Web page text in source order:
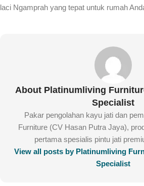
laci Ngamprah yang tepat untuk rumah
About Platinumliving
Specialist
Pakar pengolahan kayu jati dan
Furniture (CV Hasan Putra Jaya),
pertama spesialis pintu jati
View all posts by Platinumliving
Specialist